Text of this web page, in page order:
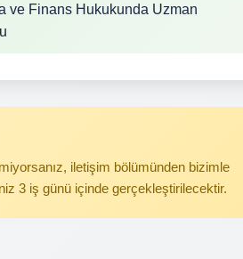
ve Finans Hukukunda Uzman
iletişim bölümünden bizimle
3 iş günü içinde gerçekleştirilecektir.